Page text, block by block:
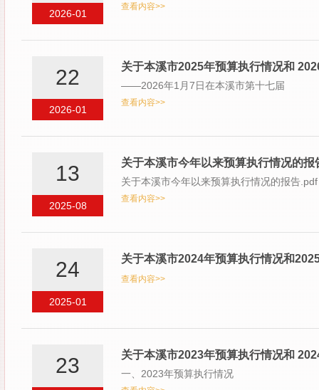
2026-01
查看内容>>
2026-01
22 关于本溪市2025年预算执行情况和
——2026年1月7日在本溪市第十七届
查看内容>>
2025-08
13 关于本溪市今年以来预算执行情况的报
关于本溪市今年以来预算执行情况的报告.pdf
查看内容>>
2025-01
24 关于本溪市2024年预算执行情况和
查看内容>>
23 关于本溪市2023年预算执行情况和
一、2023年预算执行情况